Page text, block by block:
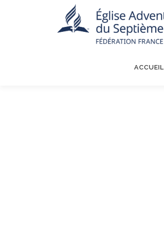
ACCUEIL